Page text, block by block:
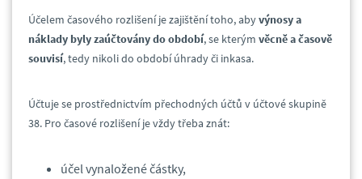
Účelem časového rozlišení je zajištění toho, abyvýnosy a
náklady byly zaúčtovány do období, se kterým věcně a časově
souvisí, tedy nikoli do období úhrady či inkasa.
Účtuje se prostřednictvím přechodných účtů v účtové skupině
38. Pro časové rozlišení je vždy třeba znát:
účel vynaložené částky,